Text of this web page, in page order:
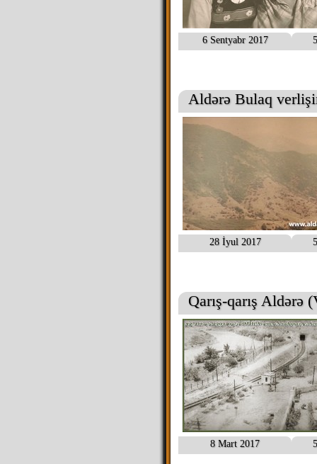
6 Sentyabr 2017
Aldərə Bulaq
28 İyul 2017
Qarış-qarış Aldərə
8 Mart 2017